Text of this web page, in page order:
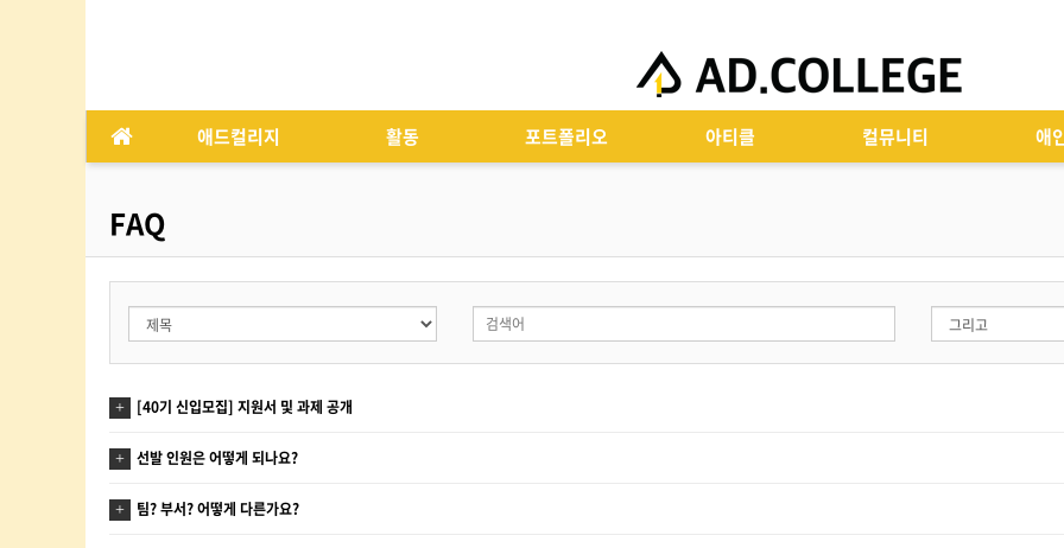
애드컬리지 활동 포트폴리오 아티클 컬뮤니티 애
FAQ
[40기 신입모집] 지원서 및 과제 공개
선발 인원은 어떻게 되나요?
팀? 부서? 어떻게 다른가요?